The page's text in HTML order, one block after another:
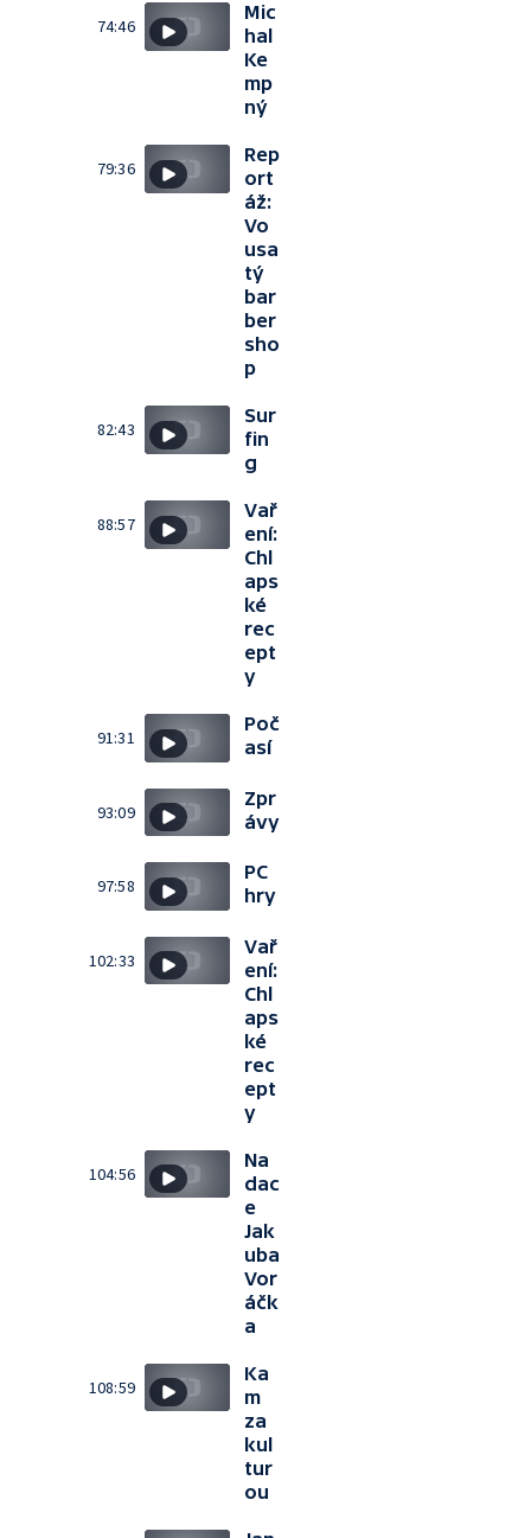
74:46
Mic
hal
Ke
mp
ný
79:36
Rep
ort
áž:
Vo
usa
tý
bar
ber
sho
p
82:43
Sur
fin
g
88:57
Vař
ení:
Chl
aps
ké
rec
ept
y
91:31
Poč
así
93:09
Zpr
ávy
97:58
PC
hry
102:33
Vař
ení:
Chl
aps
ké
rec
ept
y
104:56
Na
dac
e
Jak
uba
Vor
áčk
a
108:59
Ka
m
za
kul
tur
ou